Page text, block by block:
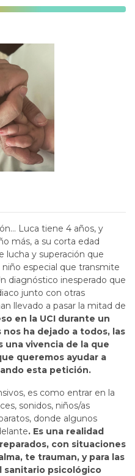
Luca tiene 4 años, y
más, a su corta edad
lucha y superación que
especial que transmite
diagnóstico inesperado que
junto con otras
llevado a pasar la mitad de
en la UCI durante un
nos ha dejado a todos, las
una vivencia de la que
queremos ayudar a
esta petición.
es como entrar en la
sonidos, niños/as
donde algunos
. Es una realidad
con situaciones
te trauman, y para las
sanitario psicológico